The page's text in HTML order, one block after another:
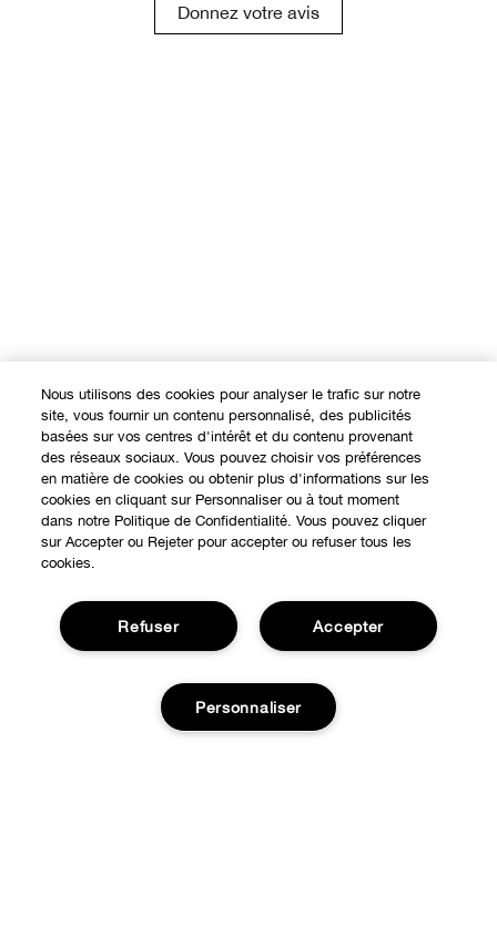
Donnez votre avis
Expérience en ligne
Nous utilisons des cookies pour analyser le trafic sur notre
site, vous fournir un contenu personnalisé, des publicités
basées sur vos centres d'intérêt et du contenu provenant
des réseaux sociaux. Vous pouvez choisir vos préférences
en matière de cookies ou obtenir plus d'informations sur les
cookies en cliquant sur Personnaliser ou à tout moment
dans notre Politique de Confidentialité. Vous pouvez cliquer
sur Accepter ou Rejeter pour accepter ou refuser tous les
cookies.
Accepter
Refuser
Personnaliser